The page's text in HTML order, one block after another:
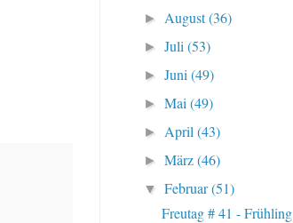
► August(36)
►Juli(53)
►Juni(49)
►Mai(49)
► April(43)
►März(46)
▼Februar(51)
Freutag # 41 - Frühling